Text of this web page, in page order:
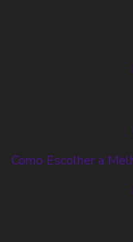
Como Escolher a